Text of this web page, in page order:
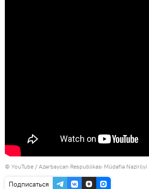
© YouTube / Azərbaycan Respublikası Müdafiə Nazirliyi
Подписаться